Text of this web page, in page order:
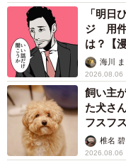
「明日
ジ 用件
は？【漫
海川 ま
2026.08.06
飼い主
た犬さ
フスフ
椎名 碧
2026.08.06